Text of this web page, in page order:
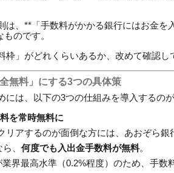
は、**「手数料がかかる銀行にはお金を
のです。
」がどれくらいあるか、改めて確認し
無料」にする3つの具体策
は、以下の3つの仕組みを導入するのが
を常時無料に
アするのが面倒な方には、あおぞら銀
、 何度でも入出金手数料が無料。
界最高水準（0.2%程度）のため、手数